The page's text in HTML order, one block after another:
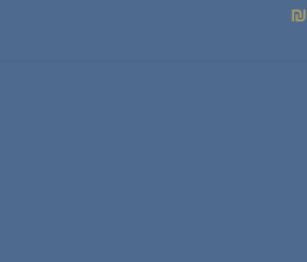
₪המחיר